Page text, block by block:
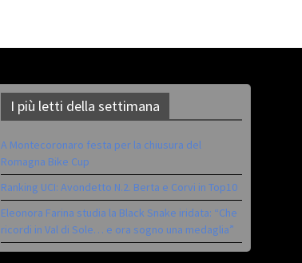
I più letti della settimana
A Montecoronaro festa per la chiusura del
Romagna Bike Cup
Ranking UCI: Avondetto N.2. Berta e Corvi in Top10
Eleonora Farina studia la Black Snake iridata: “Che
ricordi in Val di Sole… e ora sogno una medaglia”